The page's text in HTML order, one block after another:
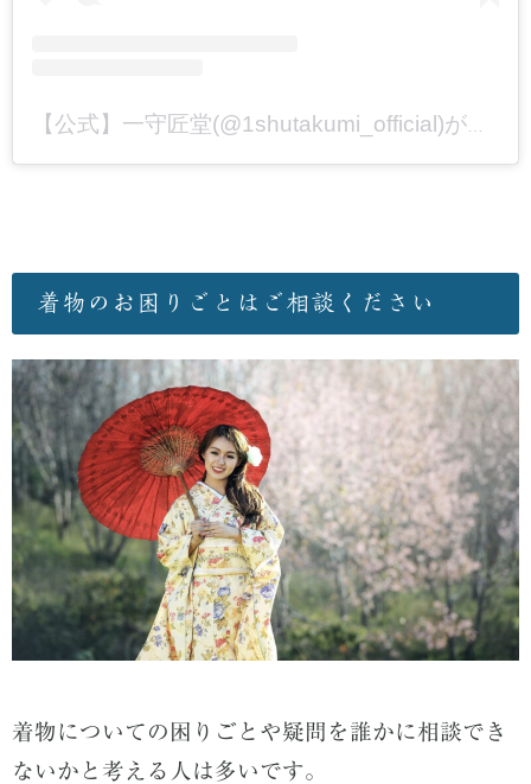
着物のお困りごとはご相談ください
着物についての困りごとや疑問を誰かに相談でき
ないかと考える人は多いです。